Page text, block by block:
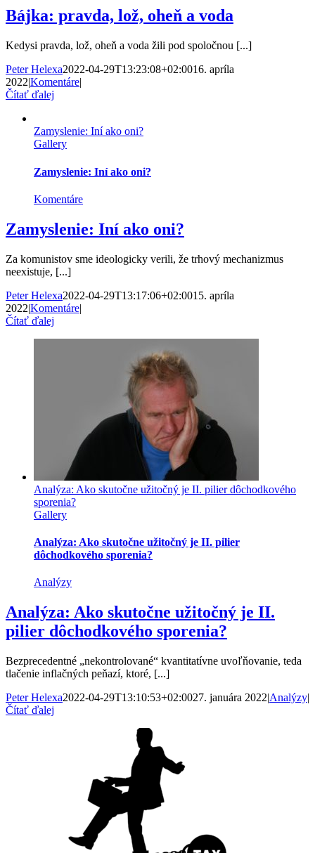
Bájka: pravda, lož, oheň a voda
Kedysi pravda, lož, oheň a voda žili pod spoločnou [...]
Peter Helexa2022-04-29T13:23:08+02:0016. apríla
2022|Komentáre|
Čítať ďalej
Zamyslenie: Iní ako oni?
Gallery
Zamyslenie: Iní ako oni?
Komentáre
Zamyslenie: Iní ako oni?
Za komunistov sme ideologicky verili, že trhový mechanizmus
neexistuje, [...]
Peter Helexa2022-04-29T13:17:06+02:0015. apríla
2022|Komentáre|
Čítať ďalej
Analýza: Ako skutočne užitočný je II. pilier dôchodkového
sporenia?
Gallery
Analýza: Ako skutočne užitočný je II. pilier
dôchodkového sporenia?
Analýzy
Analýza: Ako skutočne užitočný je II.
pilier dôchodkového sporenia?
Bezprecedentné „nekontrolované“ kvantitatívne uvoľňovanie, teda
tlačenie inflačných peňazí, ktoré, [...]
Peter Helexa2022-04-29T13:10:53+02:0027. januára 2022|Analýzy|
Čítať ďalej